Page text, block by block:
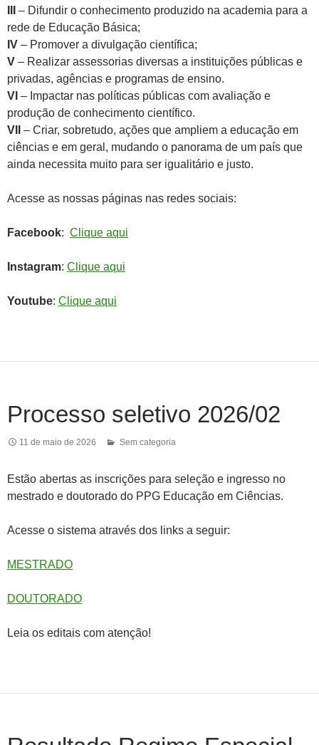
– Difundir o conhecimento produzido na academia para a
rede de Educação Básica;
IV – Promover a divulgação científica;
V – Realizar assessorias diversas a instituições públicas e
privadas, agências e programas de ensino.
VI – Impactar nas políticas públicas com avaliação e
produção de conhecimento científico.
VII
– Criar, sobretudo, ações que ampliem a educação em
ciências e em geral, mudando o panorama de um país que
ainda necessita muito para ser igualitário e justo.
Acesse as nossas páginas nas redes sociais:
Facebook: Clique aqui
Instagram: Clique aqui
Youtube: Clique aqui
Processo seletivo 2026/02
11 de maio de 2026 Sem categoria
Estão abertas as inscrições para seleção e ingresso no
mestrado e doutorado do PPG Educação em Ciências.
Acesse o sistema através dos links a seguir:
MESTRADO
DOUTORADO
Leia os editais com atenção!